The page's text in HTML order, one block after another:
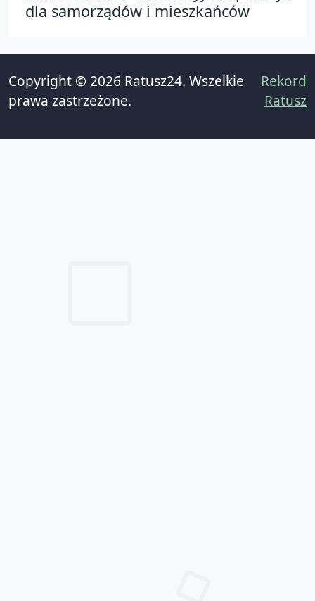
dla samorządów i mieszkańców
Copyright © 2026 Ratusz24. Wszelkie
prawa zastrzeżone.
Rekord
Ratusz